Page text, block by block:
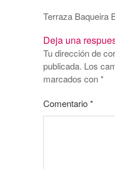
Terraza Baqueira
Deja una
Tu dirección de
publicada. Los
marcados con*
Comentario*